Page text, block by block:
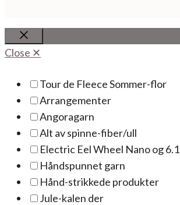
Close
Close ✕
Tour de Fleece Sommer-flor
Arrangementer
Angoragarn
Alt av spinne-fiber/ull
Electric Eel Wheel Nano og 6.1
Håndspunnet garn
Hånd-strikkede produkter
Jule-kalen der